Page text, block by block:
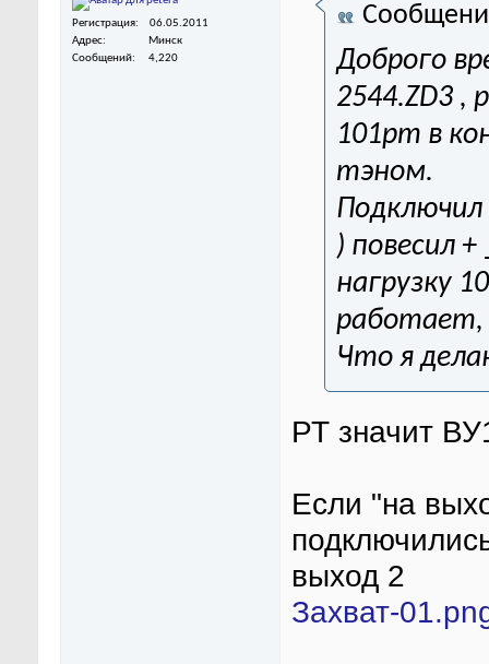
Регистрация
06.05.2011
Адрес
Минск
Сообщений
4,220
Доброго
2544.ZD3 ,
101рт в
тэном.
) повесил
нагрузку
работает,
Что я
РТ значит
Если "на
выход 2
Захват-